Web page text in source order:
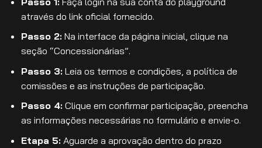
através do link oficial fornecido.
Passo 2:Na interface da página inicial, clique na
seção “Concessionárias”.
Passo 3:Leia os termos e condições, a política de
comissões e as instruções de participação.
Passo 4:Clique em confirmar participação, preencha
as informações necessárias no formulário e envie-o.
Etapa 5:Aguarde a aprovação dentro do prazo